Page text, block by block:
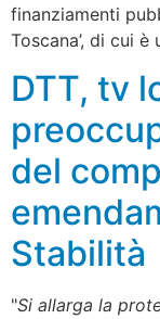
finanziamenti
Toscana’, di cui
DTT, tv
del
Stabilità
"Si allarga la